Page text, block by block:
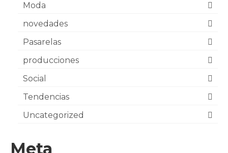
Moda
novedades
Pasarelas
producciones
Social
Tendencias
Uncategorized
Meta